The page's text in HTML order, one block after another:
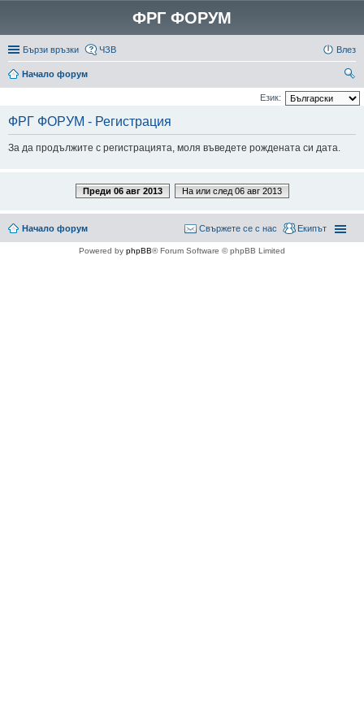
ФРГ ФОРУМ
Бързи връзки ЧЗВ Влез
Начало форум
ър
не
Език:
ФРГ ФОРУМ - Регистрация
За да продължите с регистрацията, моля въведете рождената си дата.
Преди 06 авг 2013 На или след 06 авг 2013
Начало форум Екипът
Свържете се с нас
Powered by phpBB® Forum Software © phpBB Limited